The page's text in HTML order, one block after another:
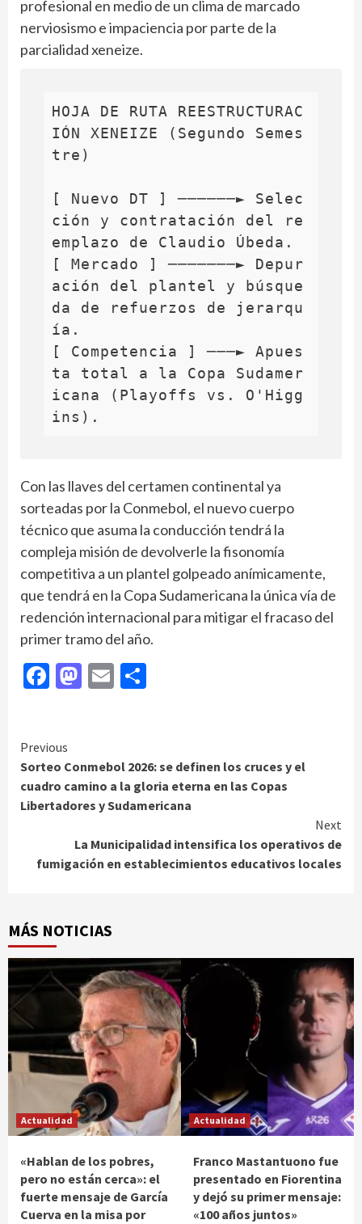
profesional en medio de un clima de marcado
nerviosismo e impaciencia por parte de la
parcialidad xeneize.
HOJA DE RUTA REESTRUCTURAC
IÓN XENEIZE (Segundo Semes
tre)
[ Nuevo DT ] ──────► Selec
ción y contratación del re
emplazo de Claudio Úbeda.
[ Mercado ] ───────► Depur
ación del plantel y búsque
da de refuerzos de jerarqu
ía.
[ Competencia ] ───► Apues
ta total a la Copa Sudamer
icana (Playoffs vs. O'Higg
Con las llaves del certamen continental ya
sorteadas por la Conmebol, el nuevo cuerpo
técnico que asuma la conducción tendrá la
compleja misión de devolverle la fisonomía
competitiva a un plantel golpeado anímicamente,
que tendrá en la Copa Sudamericana la única vía de
redención internacional para mitigar el fracaso del
primer tramo del año.
Facebook
Mastodon
Email
Continue
Reading
Previous
Sorteo Conmebol 2026: se definen los cruces y el
cuadro camino a la gloria eterna en las Copas
Libertadores y Sudamericana
Next
La Municipalidad intensifica los operativos de
fumigación en establecimientos educativos locales
MÁS NOTICIAS
Actualidad
«Hablan de los pobres,
pero no están cerca»: el
fuerte mensaje de García
Cuerva en la misa por
Actualidad
Franco Mastantuono fue
presentado en Fiorentina
y dejó su primer mensaje:
«100 años juntos»